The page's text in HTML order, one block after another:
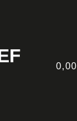
0,00